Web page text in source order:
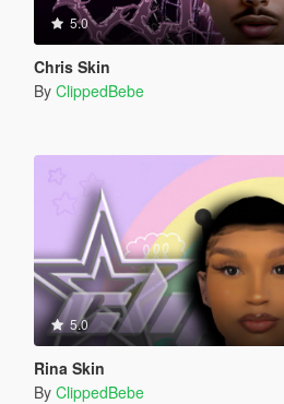
5.0
Chris Skin
By ClippedBebe
5.0
Rina Skin
By ClippedBebe